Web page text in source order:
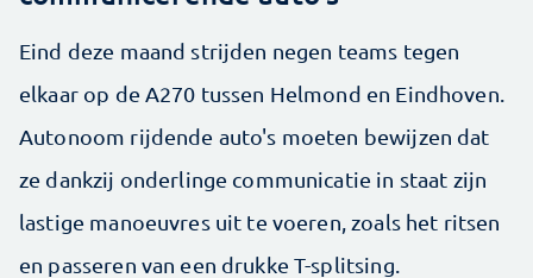
Eind deze maand strijden negen teams tegen
elkaar op de A270 tussen Helmond en Eindhoven.
Autonoom rijdende auto's moeten bewijzen dat
ze dankzij onderlinge communicatie in staat zijn
lastige manoeuvres uit te voeren, zoals het ritsen
en passeren van een drukke T-splitsing.